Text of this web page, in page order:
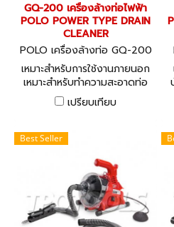
GQ-200 เครื่องล้างท่อไฟฟ้า
POLO POWER TYPE DRAIN
CLEANER
POLO เครื่องล้างท่อ GQ-200
เหมาะสำหรับการใช้งานภายนอก
เหมาะสำหรับทำความสะอาดท่อ
ขนาด ⌀50-200mm (2"-8")
เหมาะสำหรับการใช้งานหนักและ
เปรียบเทียบ
Best Seller